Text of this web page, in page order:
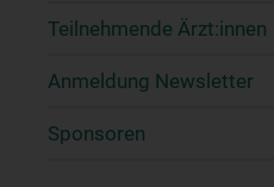
Teilnehmende Ärzt:innen
Anmeldung Newsletter
Sponsoren